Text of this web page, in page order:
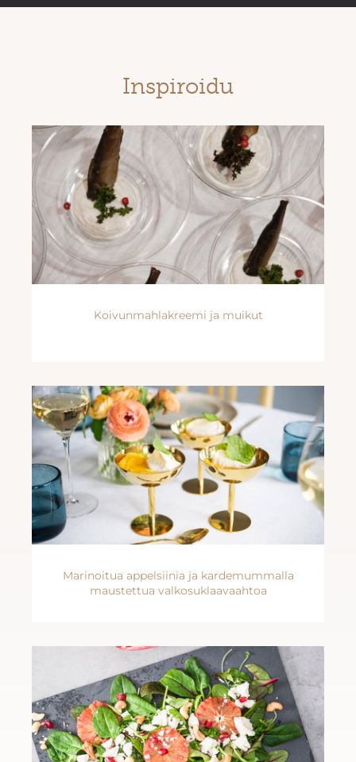
Inspiroidu
Koivunmahlakreemi ja muikut
Marinoitua appelsiinia ja kardemummalla
maustettua valkosuklaavaahtoa